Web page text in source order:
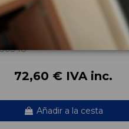
BENZ CLASE B (W246) B 200 CDI
72,60 € IVA inc.
Añadir a la cesta